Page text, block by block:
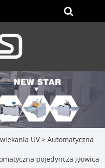
UV> Automatyczna
pojedyncza głowica